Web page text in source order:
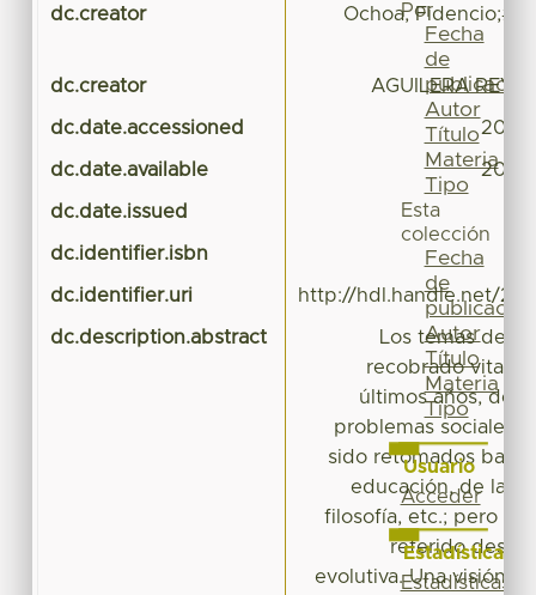
dc.creator Ochoa,
dc.creator AGUILERA
dc.date.accessioned
dc.date.available
dc.date.issued
dc.identifier.isbn
dc.identifier.uri http://hdl.handle.net/
dc.description.abstract
Los temas de
recobrado vital
últimos años,
problemas sociales
sido retomados bajo
educación, de la
filosofía, etc.; pero
referido desde
evolutiva. Una visión
Por
Fecha
de
publicación
Autor
Título
Materia
Tipo
Esta
colección
Fecha
de
publicación
Autor
Título
Materia
Tipo
Usuario
Acceder
Estadísticas
Estadísticas